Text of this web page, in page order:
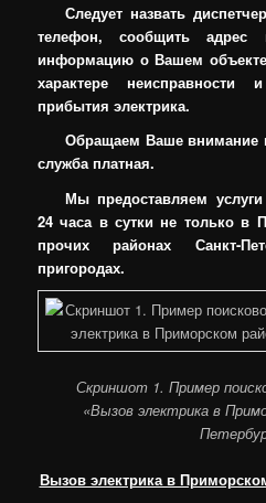
Следует назвать
телефон, сообщить адрес
информацию о Вашем
характере неисправности
прибытия электрика.
Обращаем Ваше внимание
служба платная.
Мы предоставляем
24 часа в сутки не только в
прочих районах Санкт-
пригородах.
Скриншот 1. Пример
«Вызов электрика в
Вызов электрика в